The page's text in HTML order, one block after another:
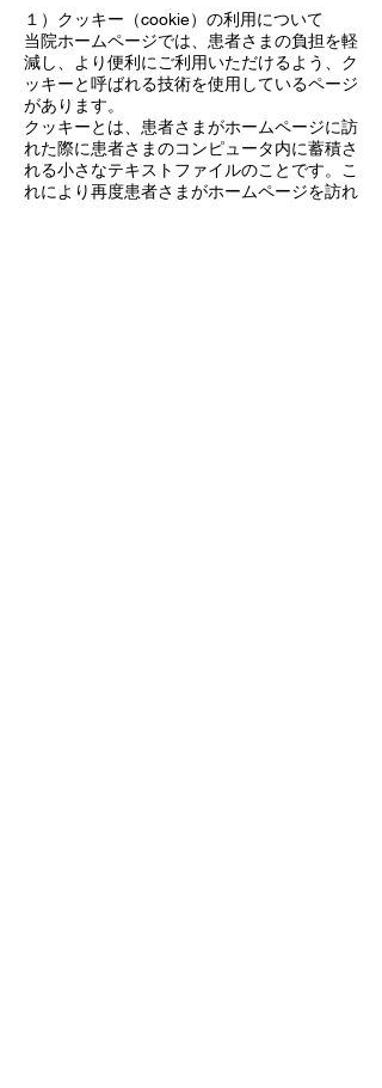
１）クッキー（cookie）の利用について
当院ホームページでは、患者さまの負担を軽
減し、より便利にご利用いただけるよう、ク
ッキーと呼ばれる技術を使用しているページ
があります。
クッキーとは、患者さまがホームページに訪
れた際に患者さまのコンピュータ内に蓄積さ
れる小さなテキストファイルのことです。こ
れにより再度患者さまがホームページを訪れ